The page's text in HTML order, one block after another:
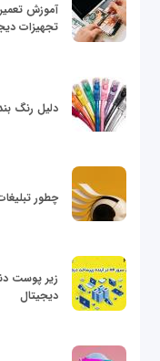
آموزش
تجهیزات
دلیل رنگ
چطور
دیجیتال